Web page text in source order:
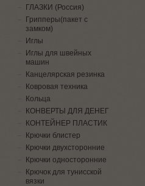
ГЛАЗКИ (Россия)
Грипперы(пакет с
замком)
Иглы
Иглы для швейных
машин
Канцелярская резинка
Ковровая техника
Кольца
КОНВЕРТЫ ДЛЯ ДЕНЕГ
КОНТЕЙНЕР ПЛАСТИК
Крючки блистер
Крючки двухсторонние
Крючки односторонние
Крючок для тунисской
вязки